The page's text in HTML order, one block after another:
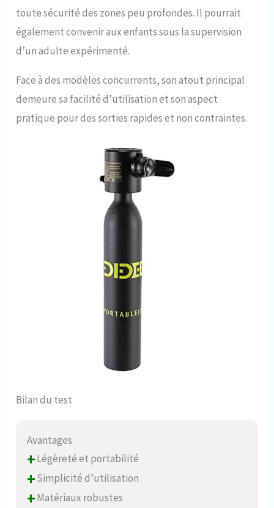
toute sécurité des zones peu profondes. Il pourrait
également convenir aux enfants sous la supervision
d’un adulte expérimenté.
Face à des modèles concurrents, son atout principal
demeure sa facilité d’utilisation et son aspect
pratique pour des sorties rapides et non contraintes.
Bilan du test
Avantages
+Légèreté et portabilité
+Simplicité d’utilisation
+Matériaux robustes